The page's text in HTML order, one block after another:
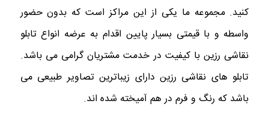
کنید. مجموعه ما یکی از این مراکز است که بدون حضور
واسطه و با قیمتی بسیار پایین اقدام به عرضه انواع تابلو
نقاشی رزین با کیفیت در خدمت مشتریان گرامی می باشد.
تابلو های نقاشی رزین دارای زیباترین تصاویر طبیعی می
باشد که رنگ و فرم در هم آمیخته شده اند.